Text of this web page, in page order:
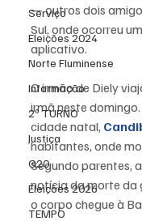
Serviço
Eleições 2024
Norte Fluminense
Informação
2º TURNO
Justiça
G20
Eleições 2026
TEMPO
— outros dois
Sul, onde ocorreu
aplicativo.
O irmão de Diely
irmã neste
cidade natal,
habitantes, onde
Segundo parentes,
notícia da morte da
o corpo chegue à